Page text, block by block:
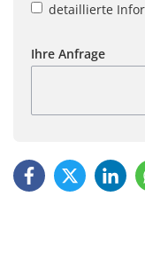
detaillierte
Ihre Anfrage